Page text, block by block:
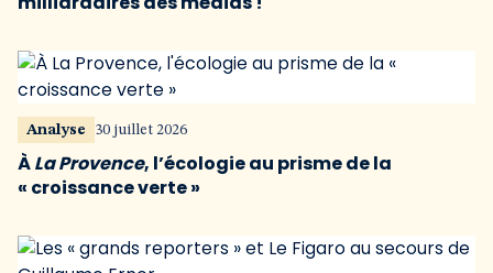
Analyse 30 juillet 2026
ÀLa Provence, l’écologie au prisme de la
« croissance verte »